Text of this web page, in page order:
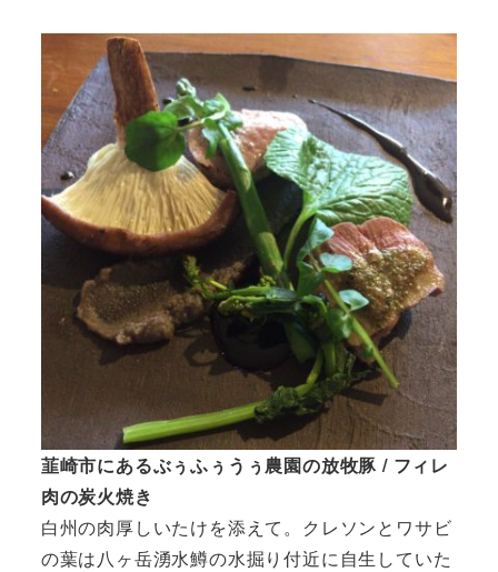
韮崎市にあるぶぅふぅうぅ農園の放牧豚 / フィレ
肉の炭火焼き
白州の肉厚しいたけを添えて。クレソンとワサビ
の葉は八ヶ岳湧水鱒の水掘り付近に自生していた